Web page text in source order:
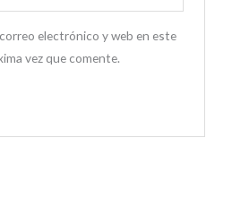
electrónico y web en este
vez que comente.